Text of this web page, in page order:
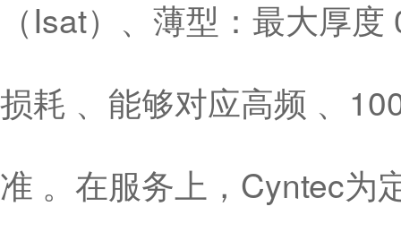
（Isat）、薄型：最大厚
损耗 、能够对应高频 、
准 。在服务上，Cyntec为